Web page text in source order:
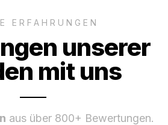
ERFAHRUNGEN
unserer
mit uns
aus über 800+ Bewertungen.